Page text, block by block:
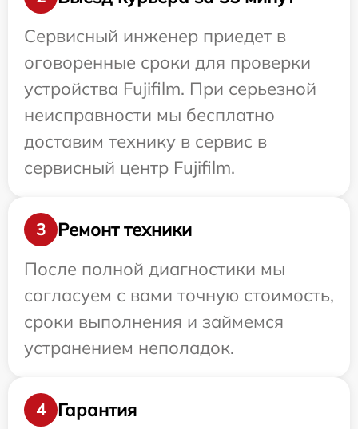
Сервисный инженер приедет в
оговоренные сроки для проверки
устройства Fujifilm. При серьезной
неисправности мы бесплатно
доставим технику в сервис в
сервисный центр Fujifilm.
3
Ремонт техники
После полной диагностики мы
согласуем с вами точную стоимость,
сроки выполнения и займемся
устранением неполадок.
4 Гарантия